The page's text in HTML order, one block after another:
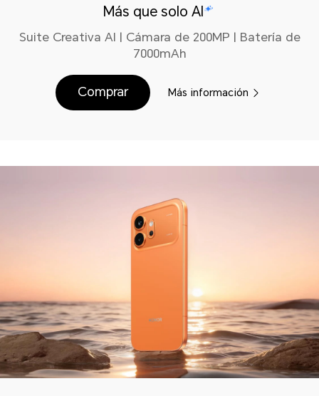
Más que solo AI
Suite Creativa AI | Cámara de 200MP | Batería de
7000mAh
Comprar Más información